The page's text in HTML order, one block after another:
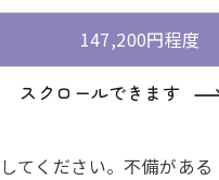
147,200円程度
スクロールできます
てください。不備がある